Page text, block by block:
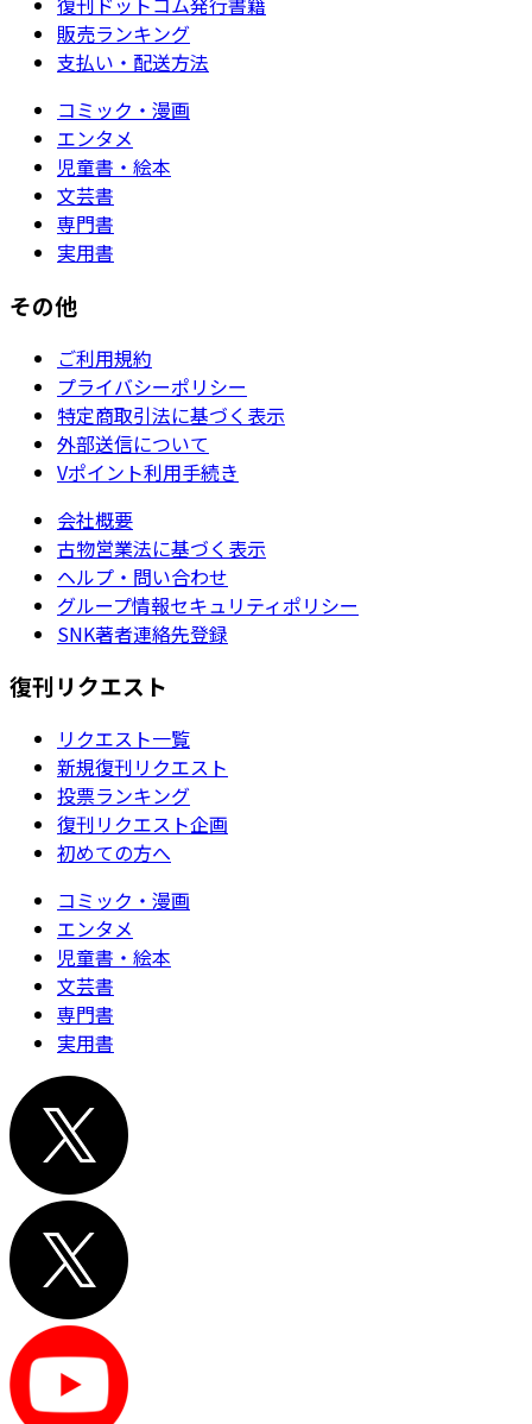
販売ランキング
支払い・配送方法
コミック・漫画
エンタメ
児童書・絵本
文芸書
専門書
実用書
その他
ご利用規約
プライバシーポリシー
特定商取引法に基づく表示
外部送信について
Vポイント利用手続き
会社概要
古物営業法に基づく表示
ヘルプ・問い合わせ
グループ情報セキュリティポリシー
SNK著者連絡先登録
復刊リクエスト
リクエスト一覧
新規復刊リクエスト
投票ランキング
復刊リクエスト企画
初めての方へ
コミック・漫画
エンタメ
児童書・絵本
文芸書
専門書
実用書